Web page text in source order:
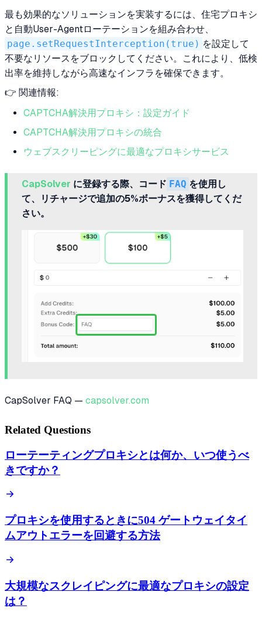
最も効果的なソリューションを実装するには、住宅プロキシ
と自動User-Agentローテーションを組み合わせ、
page.setRequestInterception(true) を設定して
不要なリソースをブロックしてください。これにより、低検
出率を維持しながら高速なインフラを確保できます。
👉 関連情報:
CAPTCHA解決用プロキシ：設定ガイド
CAPTCHA解決用プロキシの統合
ウェブスクリーピングに最適なプロキシサービス
CapSolver に登録する際、コード FAQ を使用し
て、リチャージで追加の5%ボーナスを獲得してくだ
さい。
CapSolver FAQ — capsolver.com
Related Questions
ローテーティングプロキシとは何か、いつ使うべ
きですか？
プロキシを使用するときに504 ゲートウェイタイ
ムアウトエラーを回避する方法
大規模なスクレイピングに最適なプロキシの設定
は？